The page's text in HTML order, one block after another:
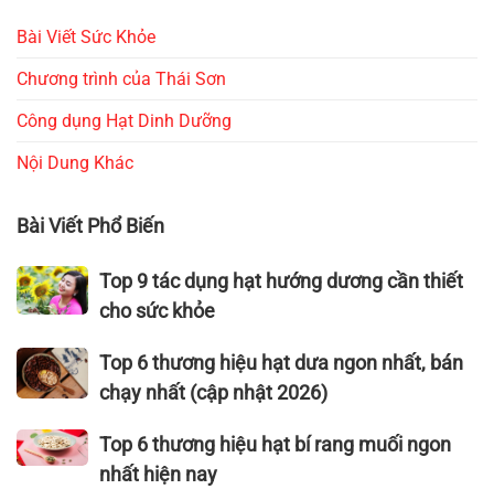
Bài Viết Sức Khỏe
Chương trình của Thái Sơn
Công dụng Hạt Dinh Dưỡng
Nội Dung Khác
Bài Viết Phổ Biến
Top
9
dụng
hạt
dương
cần
Top 9 tác dụng hạt hướng dương cần thiết
cho sức khỏe
Top
6
hiệu hạt
dưa
Top 6 thương hiệu hạt dưa ngon nhất, bán
chạy nhất (cập nhật 2026)
Top
6
Top 6 thương hiệu hạt bí rang muối ngon
nhất hiện nay